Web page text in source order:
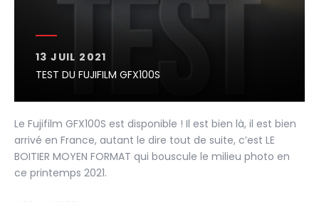
13 JUIL 2021
TEST DU FUJIFILM GFX100S
Le Fujifilm GFX100S est disponible ! Il est bien là, il est bien
arrivé en France, autant le dire tout de suite, c’est LE
BOITIER MOYEN FORMAT qui bouscule le milieu photo en
ce printemps 2021.